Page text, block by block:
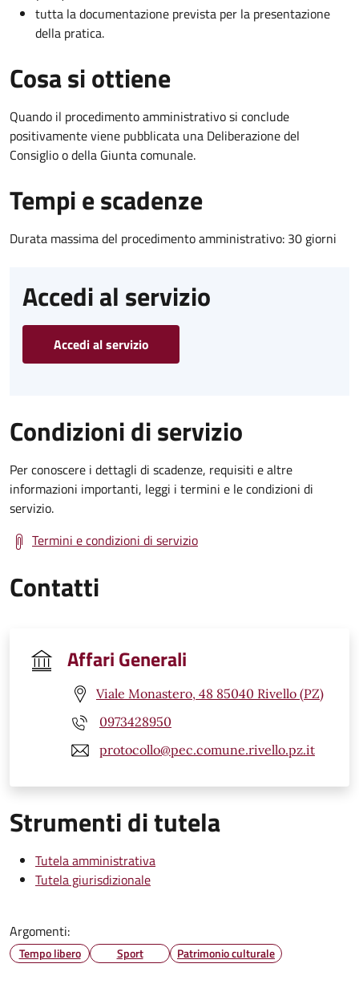
tutta la documentazione prevista per la presentazione
della pratica.
Cosa si ottiene
Quando il procedimento amministrativo si conclude
positivamente viene pubblicata una Deliberazione del
Consiglio o della Giunta comunale.
Tempi e scadenze
Durata massima del procedimento amministrativo: 30 giorni
Accedi al servizio
Accedi al servizio
Condizioni di servizio
Per conoscere i dettagli di scadenze, requisiti e altre
informazioni importanti, leggi i termini e le condizioni di
servizio.
Termini e condizioni di servizio
Contatti
Affari Generali
Viale Monastero, 48 85040 Rivello (PZ)
0973428950
protocollo@pec.comune.rivello.pz.it
Strumenti di tutela
Tutela amministrativa
Tutela giurisdizionale
Argomenti:
Tempo libero Sport Patrimonio culturale